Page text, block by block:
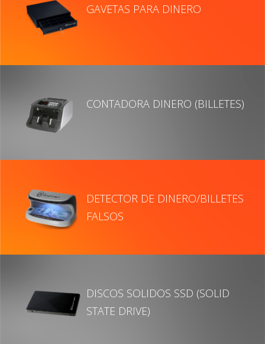
GAVETAS PARA DINERO
CONTADORA DINERO (BILLETES)
DETECTOR DE DINERO/BILLETES
FALSOS
DISCOS SOLIDOS SSD (SOLID
STATE DRIVE)